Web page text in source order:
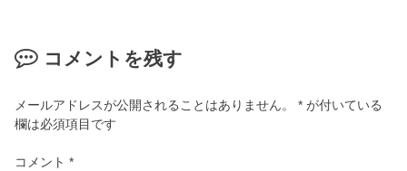
コメントを残す
メールアドレスが公開されることはありません。 * が付いている
欄は必須項目です
コメント*